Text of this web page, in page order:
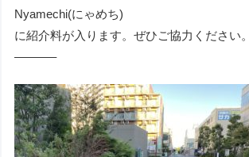
Nyamechi(にゃめち)
に紹介料が入ります。ぜひご協力ください。
———–